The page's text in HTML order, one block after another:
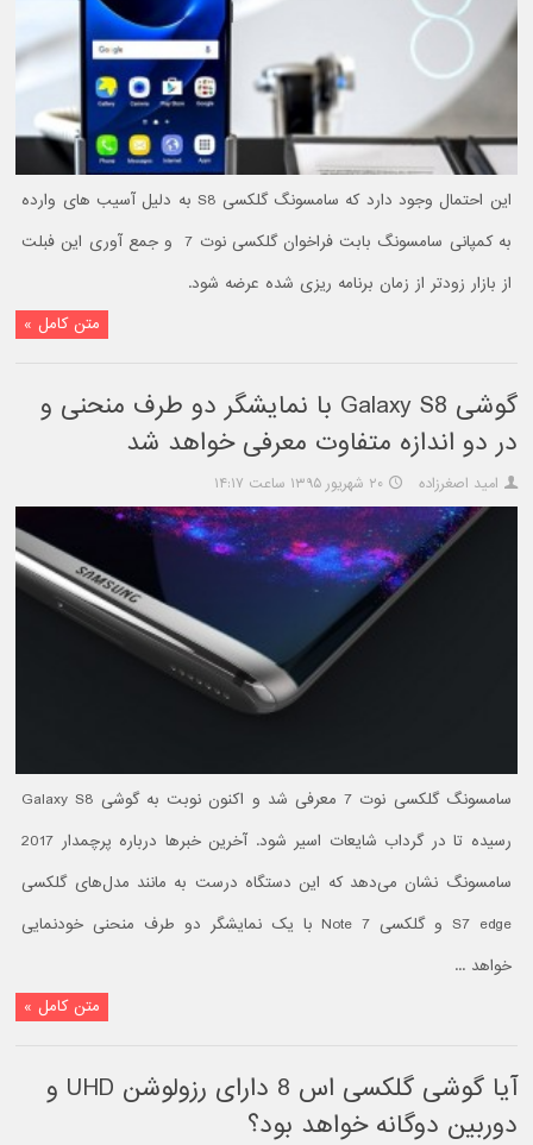
این احتمال وجود دارد که سامسونگ گلکسی S8 به دلیل آسیب های وارده
به کمپانی سامسونگ بابت فراخوان گلکسی نوت 7 و جمع آوری این فبلت
از بازار زودتر از زمان برنامه ریزی شده عرضه شود.
متن کامل »
گوشی Galaxy S8 با نمایشگر دو طرف منحنی و
در دو اندازه متفاوت معرفی خواهد شد
امید اصغرزاده ۲۰ شهریور ۱۳۹۵ ساعت ۱۴:۱۷
سامسونگ گلکسی نوت 7 معرفی شد و اکنون نوبت به گوشی Galaxy S8
رسیده تا در گرداب شایعات اسیر شود. آخرین خبرها درباره پرچمدار 2017
سامسونگ نشان می‌دهد که این دستگاه درست به مانند مدل‌های گلکسی
S7 edge و گلکسی Note 7 با یک نمایشگر دو طرف منحنی خودنمایی
خواهد ...
متن کامل »
آیا گوشی گلکسی اس 8 دارای رزولوشن UHD و
دوربین دوگانه خواهد بود؟